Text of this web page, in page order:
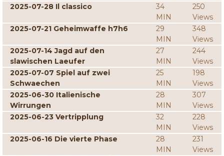
2025-07-28 Il classico
34
MIN
250
Views
2025-07-21 Geheimwaffe h7h6
29
MIN
348
Views
2025-07-14 Jagd auf den
slawischen Laeufer
27
MIN
244
Views
2025-07-07 Spiel auf zwei
Schwaechen
25
MIN
198
Views
2025-06-30 Italienische
Wirrungen
28
MIN
307
Views
2025-06-23 Vertripplung
32
MIN
228
Views
2025-06-16 Die vierte Phase
28
MIN
231
Views